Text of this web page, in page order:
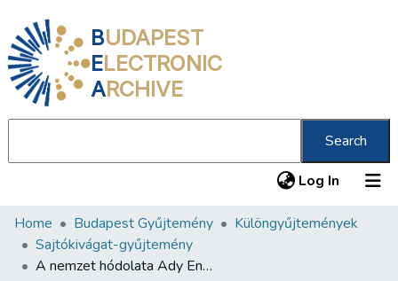
BUDAPEST
ELECTRONIC
ARCHIVE
Search
Log In (current)
Communities & Collections
All of DSpace
Home Budapest Gyűjtemény
Különgyűjtemények
Sajtókivágat-gyűjtemény
A nemzet hódolata Ady Endrének